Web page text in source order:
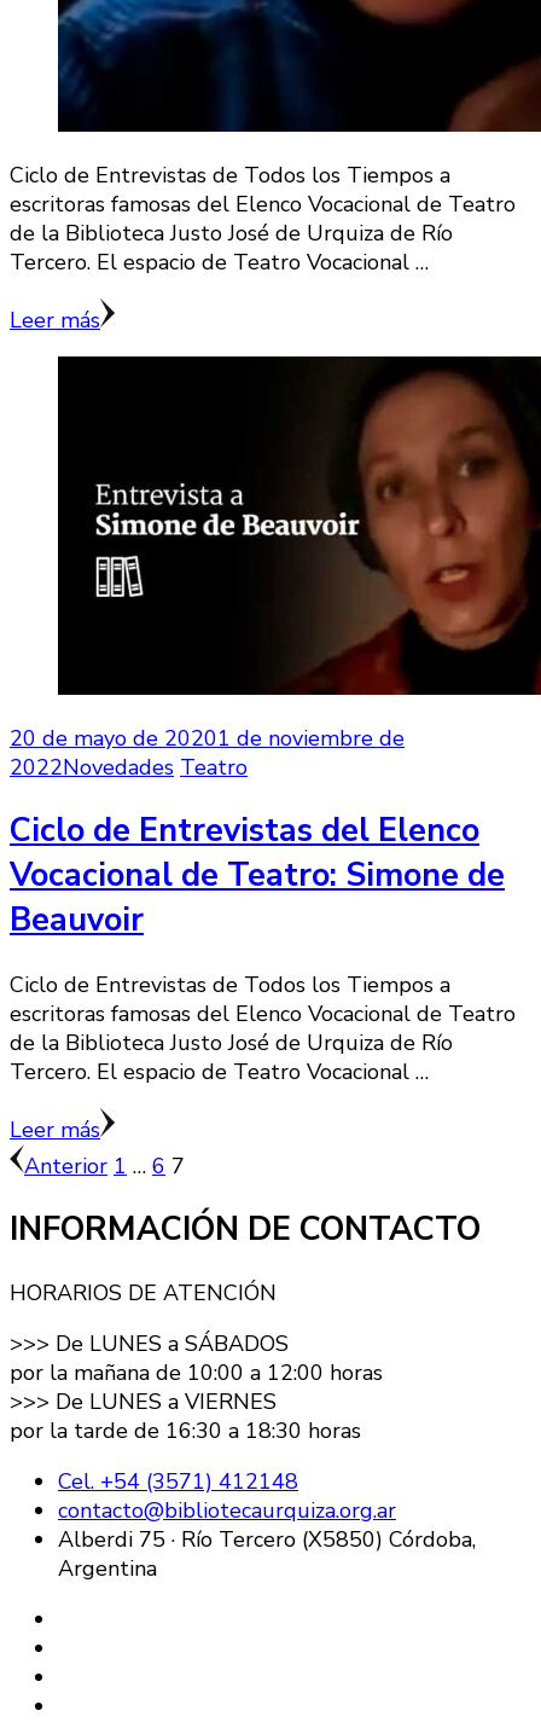
Ciclo de Entrevistas de Todos los Tiempos a
escritoras famosas del Elenco Vocacional de Teatro
de la Biblioteca Justo José de Urquiza de Río
Tercero. El espacio de Teatro Vocacional …
Leer más
20 de mayo de 20201 de noviembre de
2022Novedades Teatro
Ciclo de Entrevistas del Elenco
Vocacional de Teatro: Simone de
Beauvoir
Ciclo de Entrevistas de Todos los Tiempos a
escritoras famosas del Elenco Vocacional de Teatro
de la Biblioteca Justo José de Urquiza de Río
Tercero. El espacio de Teatro Vocacional …
Leer más
Paginación
de
entradas
Anterior Página
1 … Página
6 Página
7
INFORMACIÓN DE CONTACTO
HORARIOS DE ATENCIÓN
>>> De LUNES a SÁBADOS
por la mañana de 10:00 a 12:00 horas
>>> De LUNES a VIERNES
por la tarde de 16:30 a 18:30 horas
Cel. +54 (3571) 412148
contacto@bibliotecaurquiza.org.ar
Alberdi 75 · Río Tercero (X5850) Córdoba,
Argentina